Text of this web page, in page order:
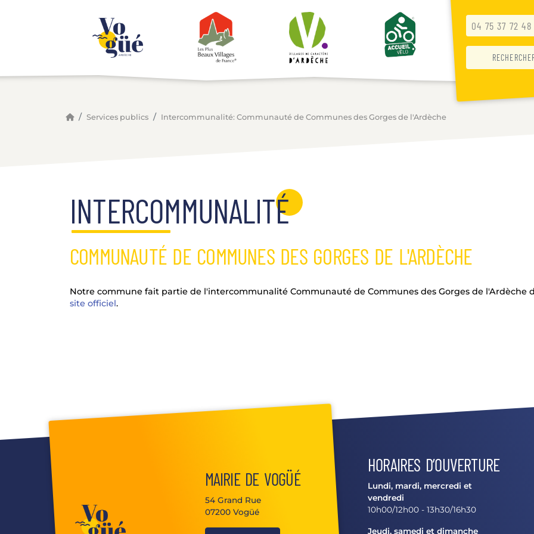
04 75 37 72 48
Services publics Intercommunalité: Communauté de Communes des Gorges de l'Ardèche
INTERCOMMUNALITÉ
COMMUNAUTÉ DE COMMUNES DES GORGES DE L'ARDÈCHE
Notre commune fait partie de l'intercommunalité Communauté de Communes des Gorges de l'Ardèche
site officiel.
MAIRIE DE VOGÜÉ
54 Grand Rue
07200 Vogüé
HORAIRES D’OUVERTURE
Lundi, mardi, mercredi et
vendredi
10h00/12h00 - 13h30/16h30
Jeudi, samedi et dimanche